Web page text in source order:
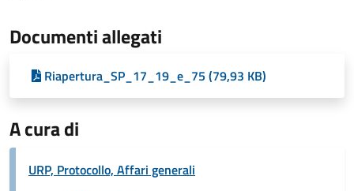
Documenti allegati
Riapertura_SP_17_19_e_75 (79,93 KB)
A cura di
URP, Protocollo, Affari generali